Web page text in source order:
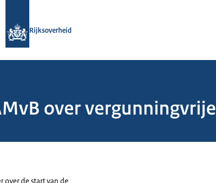
Rijksoverheid
over vergunningvrije
over de start van de